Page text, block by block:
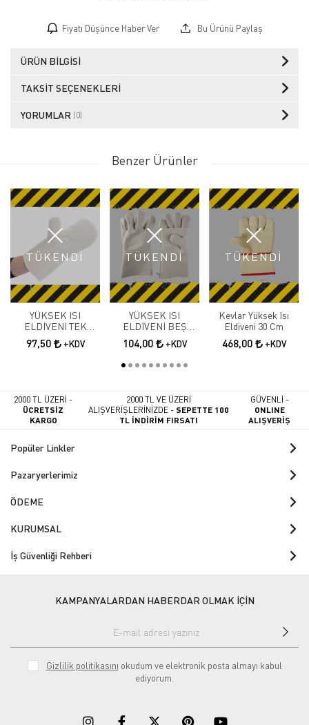
Fiyatı Düşünce Haber Ver Bu Ürünü Paylaş
ÜRÜN BILGISI
TAKSIT SEÇENEKLERI
YORUMLAR (0)
Benzer Ürünler
TÜKENDİ
YÜKSEK ISI
ELDİVENİ TEK
PARMAK P-120
97,50 +KDV
TÜKENDİ
YÜKSEK ISI
ELDİVENİ BEŞ
PARMAK P-121
104,00 +KDV
TÜKENDİ
Kevlar Yüksek Isı
Eldiveni 30 Cm
468,00 +KDV
2000 TL ÜZERİ -
ÜCRETSİZ
KARGO
2000 TL VE ÜZERİ
ALIŞVERİŞLERİNİZDE -SEPETTE 100
TL İNDİRİM FIRSATI
GÜVENLİ -
ONLINE
ALIŞVERİŞ
Popüler Linkler
Pazaryerlerimiz
ÖDEME
KURUMSAL
İş Güvenliği Rehberi
KAMPANYALARDAN HABERDAR OLMAK İÇİN
Gizlilik politikasını okudum ve elektronik posta almayı kabul
ediyorum.